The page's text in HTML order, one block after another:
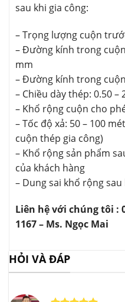
sau khi gia công:
– Trọng lượng cuộn
– Đường kính trong
mm
– Đường kính trong
– Chiều dày thép: 0.50 –
– Khổ rộng cuộn cho
– Tốc độ xả: 50 – 100
cuộn thép gia công)
– Khổ rộng sản phẩm
của khách hàng
– Dung sai khổ rộng sau
Liên hệ với chúng tôi :
1167 – Ms. Ngọc Mai
HỎI VÀ ĐÁP